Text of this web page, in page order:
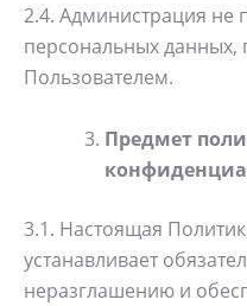
2.4. Администрация не
персональных данных,
Пользователем.
Предмет
3.1. Настоящая
устанавливает
неразглашению и